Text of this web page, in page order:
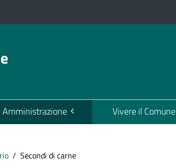
Amministrazione Vivere il Comune
Secondi di carne